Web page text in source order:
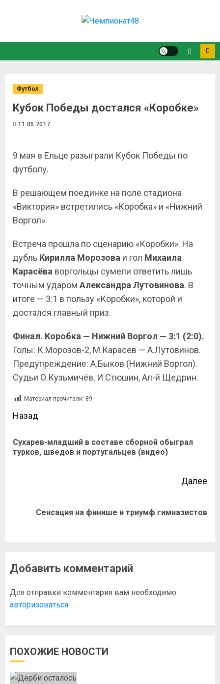
Футбол
Кубок Победы достался «Коробке»
11.05.2017
9 мая в Ельце разыграли Кубок Победы по
футболу.
В решающем поединке на поле стадиона
«Виктория» встретились «Коробка» и «Нижний
Воргол».
Встреча прошла по сценарию «Коробки». На
дубль Кирилла Морозова и гол Михаила
Карасёва воргольцы сумели ответить лишь
точным ударом Александра Лутовинова. В
итоге — 3:1 в пользу «Коробки», которой и
достался главный приз.
Финал. Коробка — Нижний Воргол — 3:1 (2:0).
Голы: К.Морозов-2, М.Карасёв — А.Лутовинов.
Предупреждение: А.Быков (Нижний Воргол).
Судьи О.Кузьмичёв, И.Стюшин, Ал-й Щедрин.
Материал прочитали: 89
Назад
Сухарев-младший в составе сборной обыграл
турков, шведов и португальцев (видео)
Далее
Сенсация на финише и триумф гимназистов
Добавить комментарий
Для отправки комментария вам необходимо
авторизоваться.
ПОХОЖИЕ НОВОСТИ